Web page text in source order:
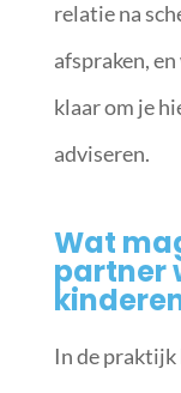
relatie na
afspraken,
klaar om je
adviseren.
Wat
partner
In de